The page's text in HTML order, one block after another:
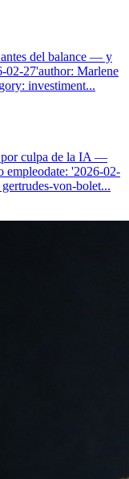
del balance — y
02-27'author: Marlene
investiment...
por culpa de la IA —
empleodate: '2026-02-
von-bolet...